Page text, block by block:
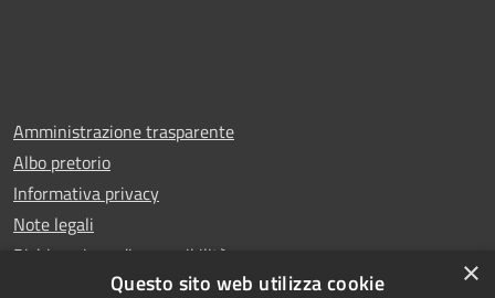
Amministrazione trasparente
Albo pretorio
Informativa privacy
Note legali
Dichiarazione di accessibilità
×
Questo sito web utilizza cookie